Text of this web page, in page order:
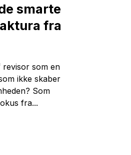
smarte
fra
revisor som en
ikke skaber
Som
fra...